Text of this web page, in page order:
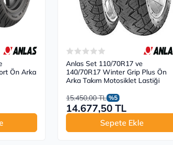
Ön Arka
Anlas Set 110/70R17 ve
140/70R17 Winter Grip Plus Ön
Arka Takım Motosiklet Lastiği
15.450,00 TL %5
14.677,50 TL
Sepete Ekle